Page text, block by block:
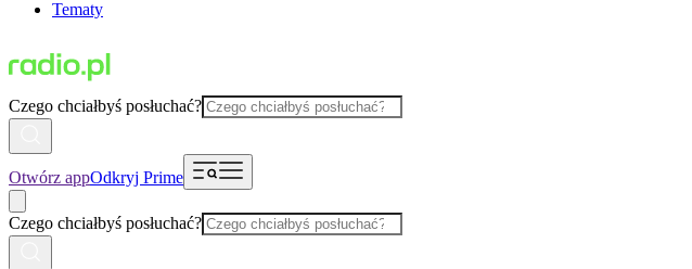
Tematy
Czego chciałbyś posłuchać?
Otwórz appOdkryj Prime
Czego chciałbyś posłuchać?